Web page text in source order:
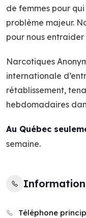
de femmes pour
problème majeur.
pour nous
Narcotiques
internationale
rétablissement,
hebdomadaires
Au Québec
semaine.
Téléphone